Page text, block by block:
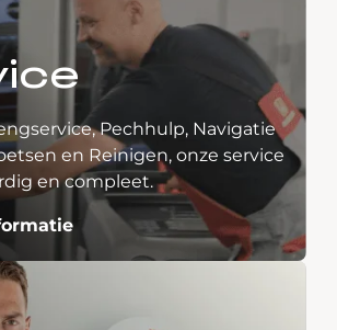
Pechhulp, Navigatie
en Reinigen, onze service
en compleet.